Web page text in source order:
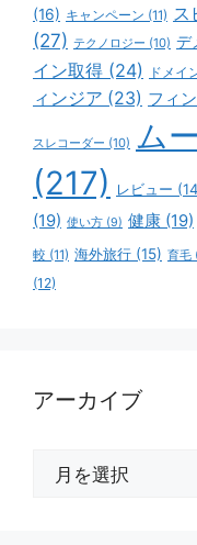
(16) キャンペーン (11) ス
(27) テクノロジー (10) デ
イン取得 (24) ドメイ
ィンジア (23) フィ
スレコーダー (10) ム
(217)
レビュー
(19) 使い方 (9) 健康 (19)
較 (11) 海外旅行 (15) 育毛
(12)
アーカイブ